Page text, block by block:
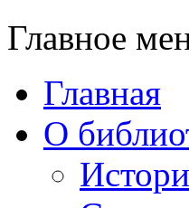
Главное
Главная
О